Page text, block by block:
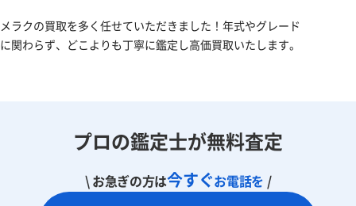
メラクの買取を多く任せていただきました！年式やグレード
に関わらず、どこよりも丁寧に鑑定し高価買取いたします。
プロの鑑定士が無料査定
\ お急ぎの方は今すぐお電話を /